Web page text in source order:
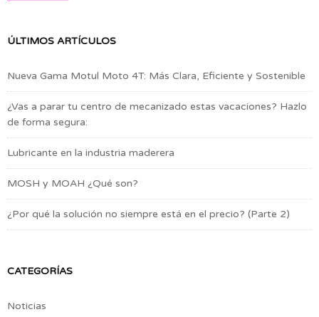
ÚLTIMOS ARTÍCULOS
Nueva Gama Motul Moto 4T: Más Clara, Eficiente y Sostenible
¿Vas a parar tu centro de mecanizado estas vacaciones? Hazlo
de forma segura:
Lubricante en la industria maderera
MOSH y MOAH ¿Qué son?
¿Por qué la solución no siempre está en el precio? (Parte 2)
CATEGORÍAS
Noticias